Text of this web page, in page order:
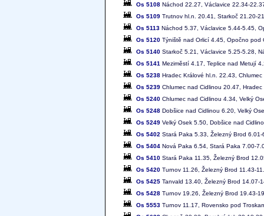
Os 5108 Náchod 22.27, Václavice 22.34-
Os 5109 Trutnov hl.n. 20.41, Starkoč 21.20-
Os 5113 Náchod 5.37, Václavice 5.44-5.45,
Os 5120 Týniště nad Orlicí 4.45, Opočno pod
Os 5140 Starkoč 5.21, Václavice 5.25-5.28,
Os 5141 Meziměstí 4.17, Teplice nad Metují
Os 5238 Hradec Králové hl.n. 22.43,
Os 5239 Chlumec nad Cidlinou 20.47,
Os 5240 Chlumec nad Cidlinou 4.34, Velký
Os 5248 Dobšice nad Cidlinou 6.20, Velký
Os 5249 Velký Osek 5.50, Dobšice nad
Os 5402 Stará Paka 5.33, Železný Brod
Os 5404 Nová Paka 6.54, Stará Paka 7.00-
Os 5410 Stará Paka 11.35, Železný Brod
Os 5420 Turnov 11.26, Železný Brod 11.43-
Os 5425 Tanvald 13.40, Železný Brod 14.07-
Os 5428 Turnov 19.26, Železný Brod 19.43-
Os 5553 Turnov 11.17, Rovensko pod